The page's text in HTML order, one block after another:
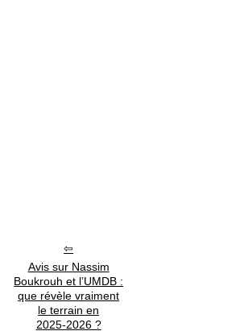
Avis sur Nassim
Boukrouh et l’UMDB :
que révèle vraiment
le terrain en
2025‑2026 ?